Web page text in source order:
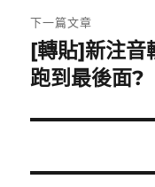
章:
下一篇文章
下
一
文
[轉貼]新注音
跑到最後面?